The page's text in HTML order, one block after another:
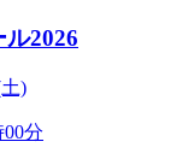
2026
)
分